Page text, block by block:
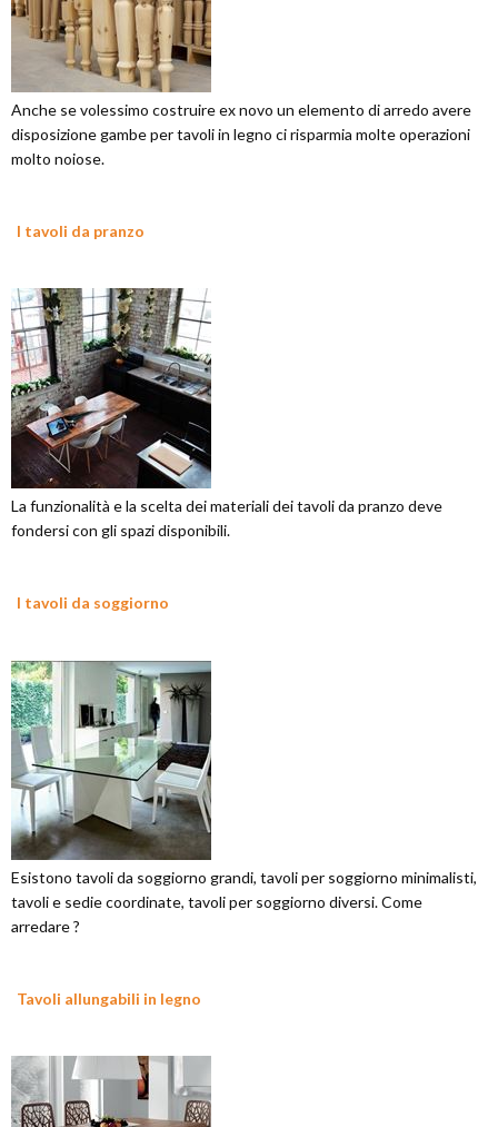
Anche se volessimo costruire ex novo un elemento di arredo avere
disposizione gambe per tavoli in legno ci risparmia molte operazioni
molto noiose.
I tavoli da pranzo
La funzionalità e la scelta dei materiali dei tavoli da pranzo deve
fondersi con gli spazi disponibili.
I tavoli da soggiorno
Esistono tavoli da soggiorno grandi, tavoli per soggiorno minimalisti,
tavoli e sedie coordinate, tavoli per soggiorno diversi. Come
arredare ?
Tavoli allungabili in legno